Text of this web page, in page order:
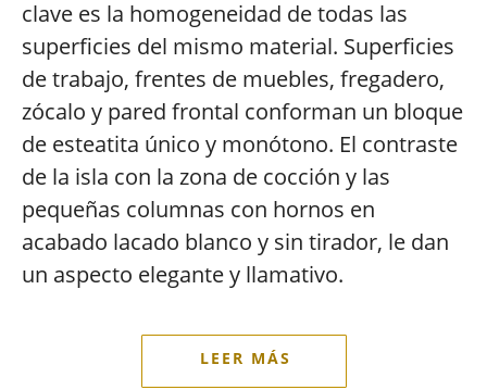
clave es la homogeneidad de todas las
superficies del mismo material. Superficies
de trabajo, frentes de muebles, fregadero,
zócalo y pared frontal conforman un bloque
de esteatita único y monótono. El contraste
de la isla con la zona de cocción y las
pequeñas columnas con hornos en
acabado lacado blanco y sin tirador, le dan
un aspecto elegante y llamativo.